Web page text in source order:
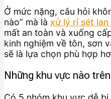
Ở mức nặng, câu hỏi
nào” mà là xử lý rỉ sét
mất an toàn và xuống
kinh nghiệm về tôn, sơn
sẽ là lựa chọn phù hợp
Những khu vực nào